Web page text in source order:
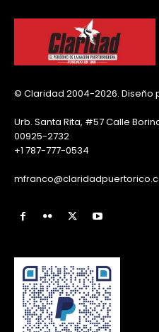
© Claridad 2004-2026. Diseño
Urb. Santa Rita, #57 Calle
00925-2732
+1 787-777-0534